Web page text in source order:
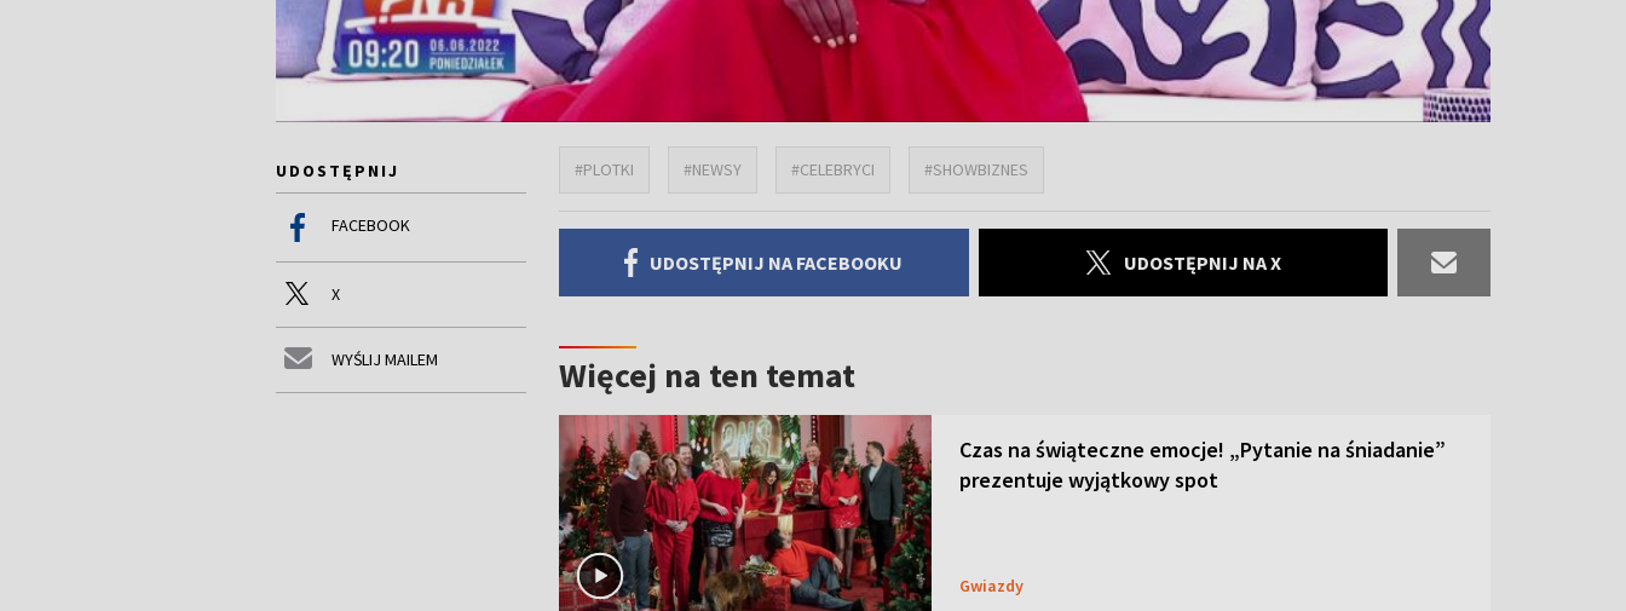
UDOSTĘPNIJ
FACEBOOK
X
WYŚLIJ MAILEM
#PLOTKI #NEWSY #CELEBRYCI #SHOWBIZNES
UDOSTĘPNIJ NA FACEBOOKU UDOSTĘPNIJ NA X
Więcej na ten temat
Czas na świąteczne emocje! „Pytanie na śniadanie”
prezentuje wyjątkowy spot
Gwiazdy